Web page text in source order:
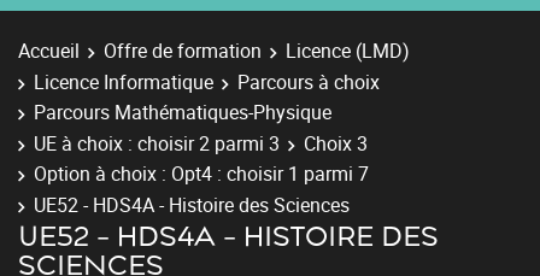
Accueil Offre de formation
Licence (LMD)
Licence Informatique
Parcours à choix
Parcours Mathématiques-Physique
UE à choix : choisir 2 parmi 3
Choix 3
Option à choix : Opt4 : choisir 1 parmi 7
UE52 - HDS4A - Histoire des Sciences
UE52 - HDS4A - HISTOIRE DES
SCIENCES